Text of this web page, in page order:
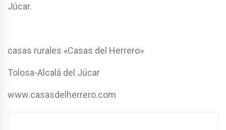
Júcar.
casas rurales «Casas del Herrero»
Tolosa-Alcalá del Júcar
www.casasdelherrero.com